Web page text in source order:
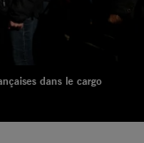
dans le cargo